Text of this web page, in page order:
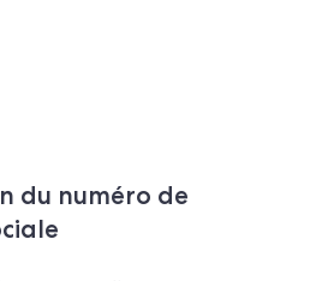
du numéro de